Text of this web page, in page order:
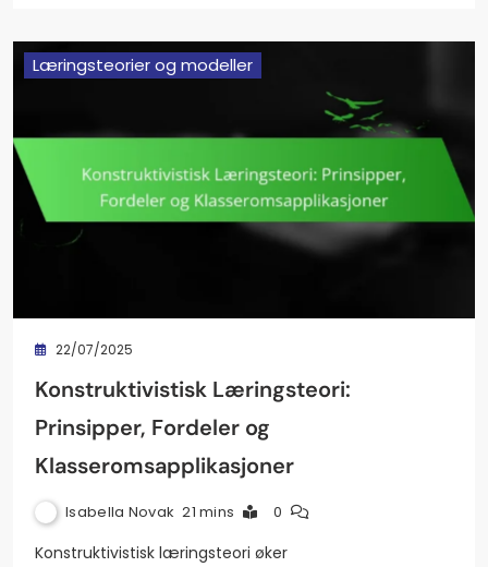
Læringsteorier og modeller
22/07/2025
Konstruktivistisk Læringsteori:
Prinsipper, Fordeler og
Klasseromsapplikasjoner
Isabella Novak 21 mins 0
Konstruktivistisk læringsteori øker